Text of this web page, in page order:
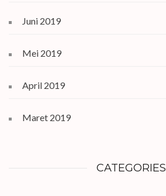
Juni 2019
Mei 2019
April 2019
Maret 2019
CATEGORIES